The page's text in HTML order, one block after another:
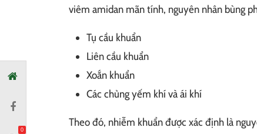
viêm amidan mãn tính, nguyên nhân bùng
Tụ cầu khuẩn
Liên cầu khuẩn
Xoắn khuẩn
Các chủng yếm khí và ái khí
Theo đó, nhiễm khuẩn được xác định là
0